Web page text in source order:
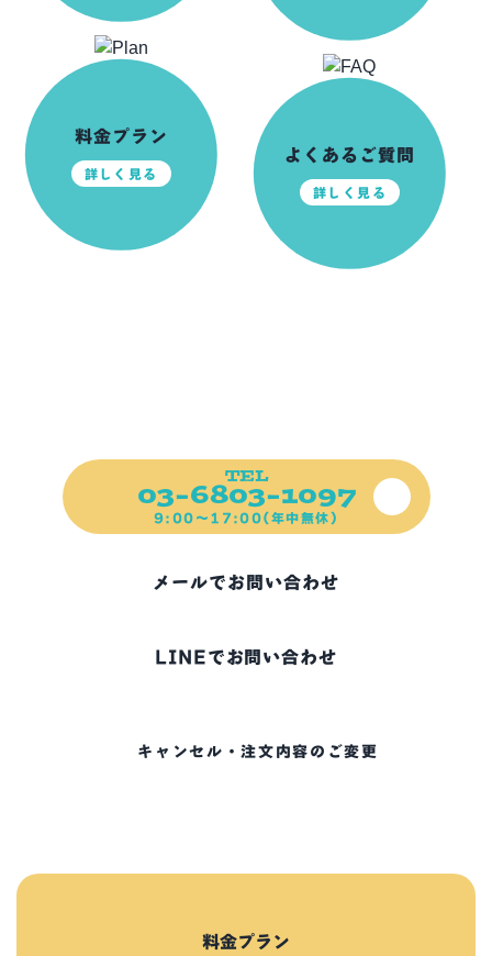
料金プラン
詳しく見る
よくあるご質問
詳しく見る
TEL
03-6803-1097
9:00～17:00(年中無休)
メールでお問い合わせ
LINEでお問い合わせ
キャンセル・注文内容のご変更
料金プラン